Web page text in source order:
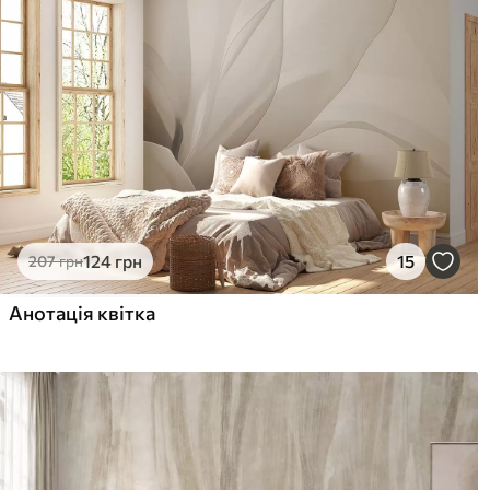
лаком можна мити водою
Як клеїти? Наклеювання встик
Наші матеріали
Стандарт
831499грн/м² 1066
Преміум Вініл
1216 730грн/м²
207грн124 грн 15
Анотація квітка